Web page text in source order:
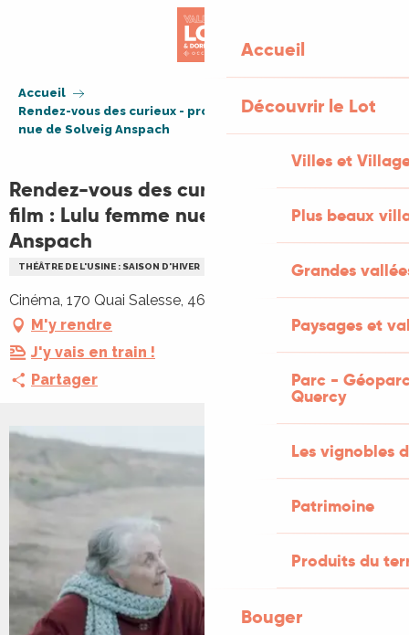
Accueil
Découvrir le Lot
Villes et
Plus beaux
Grandes
Paysages et
Parc -
Quercy
Les vignobles
Patrimoine
Produits du
Bouger
Accueil
Rendez-vous des curieux - projection de film : Lulu femme
nue de Solveig Anspach
Rendez-vous des curieux - projection de
film : Lulu femme nue de Solveig
Anspach
THÉÂTRE DE L'USINE : SAISON D'HIVER CINÉMA
Cinéma, 170 Quai Salesse, 46400 Saint-Céré
M'y rendre
J'y vais en train !
Partager
+1 PHOTO